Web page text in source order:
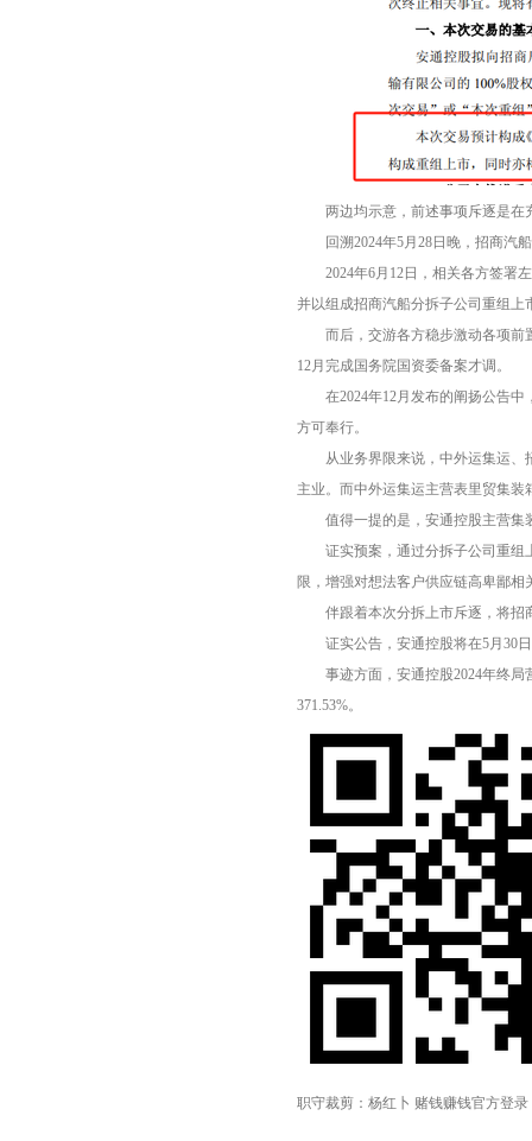
两边均示意，前述事项斥逐是在
回溯2024年5月28日晚，招商汽船
2024年6月12日，相关各方签署左
并以组成招商汽船分拆子公司重组
而后，交游各方稳步激动各项前置
12月完成国务院国资委备案才调。
在2024年12月发布的阐扬公告中
方可奉行。
从业务界限来说，中外运集运、招
主业。而中外运集运主营表里贸集
值得一提的是，安通控股主营集装
证实预案，通过分拆子公司重组上
限，增强对想法客户供应链高卑鄙相
伴跟着本次分拆上市斥逐，将招商
证实公告，安通控股将在5月30日
事迹方面，安通控股2024年终局营
371.53%。
职守裁剪：杨红卜 赌钱赚钱官方登录